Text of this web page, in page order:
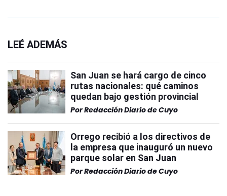
LEÉ ADEMÁS
San Juan se hará cargo de cinco
rutas nacionales: qué caminos
quedan bajo gestión provincial
PorRedacción Diario de Cuyo
Orrego recibió a los directivos de
la empresa que inauguró un nuevo
parque solar en San Juan
PorRedacción Diario de Cuyo